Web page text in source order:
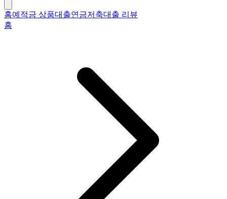
홈예적금 상품대출연금저축대출 리뷰
홈